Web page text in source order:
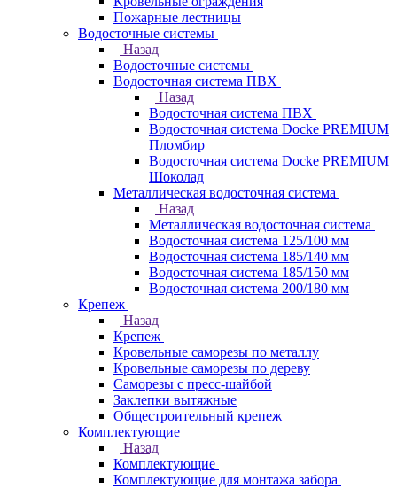
Пожарные лестницы
Водосточные системы
Назад
Водосточные системы
Водосточная система ПВХ
Назад
Водосточная система ПВХ
Водосточная система Docke PREMIUM
Пломбир
Водосточная система Docke PREMIUM
Шоколад
Металлическая водосточная система
Назад
Металлическая водосточная система
Водосточная система 125/100 мм
Водосточная система 185/140 мм
Водосточная система 185/150 мм
Водосточная система 200/180 мм
Крепеж
Назад
Крепеж
Кровельные саморезы по металлу
Кровельные саморезы по дереву
Саморезы с пресс-шайбой
Заклепки вытяжные
Общестроительный крепеж
Комплектующие
Назад
Комплектующие
Комплектующие для монтажа забора